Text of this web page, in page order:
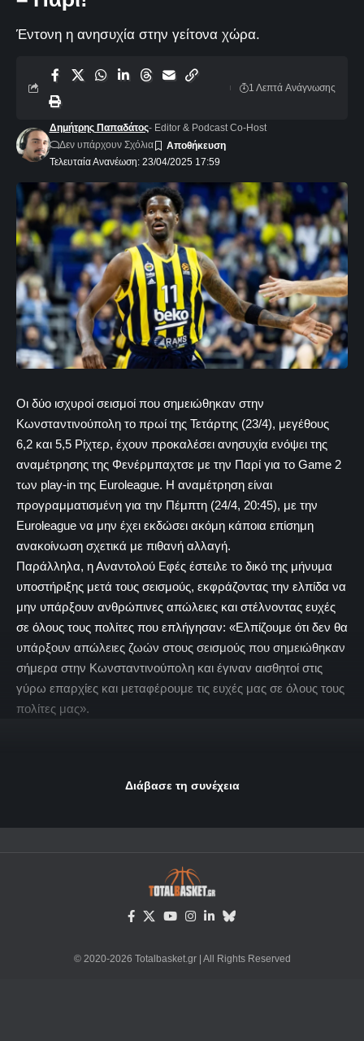
Έντονη η ανησυχία στην γείτονα χώρα.
Τελευταία Ανανέωση: 23/04/2025 17:59
Δημήτρης Παπαδάτος- Editor & Podcast Co-Host
Δεν υπάρχουν Σχόλια
1 Λεπτά Aνάγνωσης
Οι δύο ισχυροί σεισμοί που σημειώθηκαν στην
Κωνσταντινούπολη το πρωί της Τετάρτης (23/4), μεγέθους
6,2 και 5,5 Ρίχτερ, έχουν προκαλέσει ανησυχία ενόψει της
αναμέτρησης της Φενέρμπαχτσε με την Παρί για το Game 2
των play-in της Euroleague. Η αναμέτρηση είναι
προγραμματισμένη για την Πέμπτη (24/4, 20:45), με την
Euroleague να μην έχει εκδώσει ακόμη κάποια επίσημη
ανακοίνωση σχετικά με πιθανή αλλαγή.
Παράλληλα, η Αναντολού Εφές έστειλε το δικό της μήνυμα
υποστήριξης μετά τους σεισμούς, εκφράζοντας την ελπίδα να
μην υπάρξουν ανθρώπινες απώλειες και στέλνοντας ευχές
σε όλους τους πολίτες που επλήγησαν: «Ελπίζουμε ότι δεν θα
υπάρξουν απώλειες ζωών στους σεισμούς που σημειώθηκαν
σήμερα στην Κωνσταντινούπολη και έγιναν αισθητοί στις
γύρω επαρχίες και μεταφέρουμε τις ευχές μας σε όλους τους
πολίτες μας».
Διάβασε τη συνέχεια
© 2020-2026 Totalbasket.gr | All Rights Reserved